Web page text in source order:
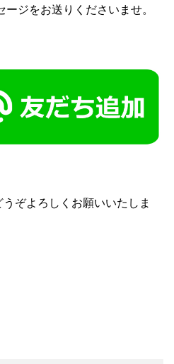
ジをお送りくださいませ。
ぞよろしくお願いいたしま